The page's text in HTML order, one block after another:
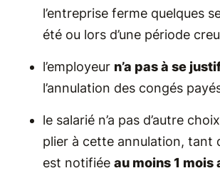
l’entreprise ferme quelques
été ou lors d’une période
l’employeur n’a pas à se
l’annulation des congés
le salarié n’a pas d’autre
plier à cette annulation, tant
est notifiée au moins 1 mois